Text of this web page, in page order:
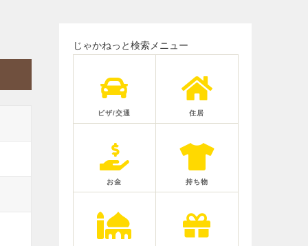
じゃかねっと検索メニュー
ビザ/交通 住居
お金 持ち物